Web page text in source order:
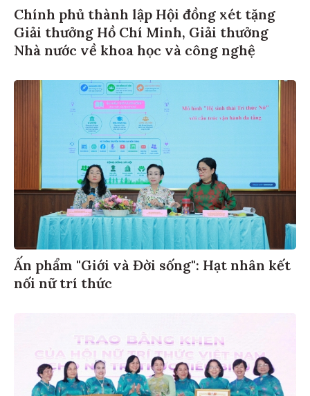
Chính phủ thành lập Hội đồng xét tặng
Giải thưởng Hồ Chí Minh, Giải thưởng
Nhà nước về khoa học và công nghệ
Ấn phẩm "Giới và Đời sống": Hạt nhân kết
nối nữ trí thức